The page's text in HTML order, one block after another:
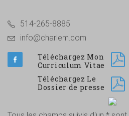
514-265-8885
info@charlem.com
Téléchargez Mon
Curriculum Vitae
Téléchargez Le
Dossier de presse